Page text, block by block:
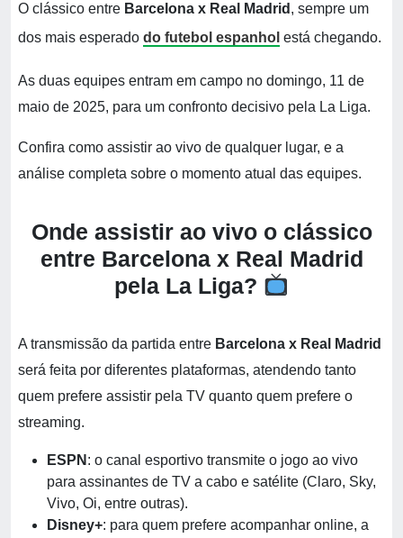
O clássico entre Barcelona x Real Madrid , sempre um
dos mais esperado do futebol espanhol está chegando.
As duas equipes entram em campo no domingo, 11 de
maio de 2025, para um confronto decisivo pela La Liga.
Confira como assistir ao vivo de qualquer lugar, e a
análise completa sobre o momento atual das equipes.
Onde assistir ao vivo o clássico
entre Barcelona x Real Madrid
pela La Liga?
A transmissão da partida entre Barcelona x Real Madrid
será feita por diferentes plataformas, atendendo tanto
quem prefere assistir pela TV quanto quem prefere o
streaming.
ESPN : o canal esportivo transmite o jogo ao vivo
para assinantes de TV a cabo e satélite (Claro, Sky,
Vivo, Oi, entre outras).
Disney+: para quem prefere acompanhar online, a